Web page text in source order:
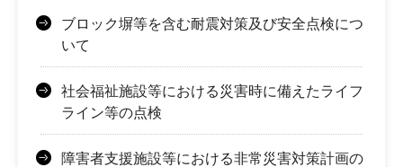
ブロック塀等を含む耐震対策及び安全点検につ
いて
社会福祉施設等における災害時に備えたライフ
ライン等の点検
障害者支援施設等における非常災害対策計画の